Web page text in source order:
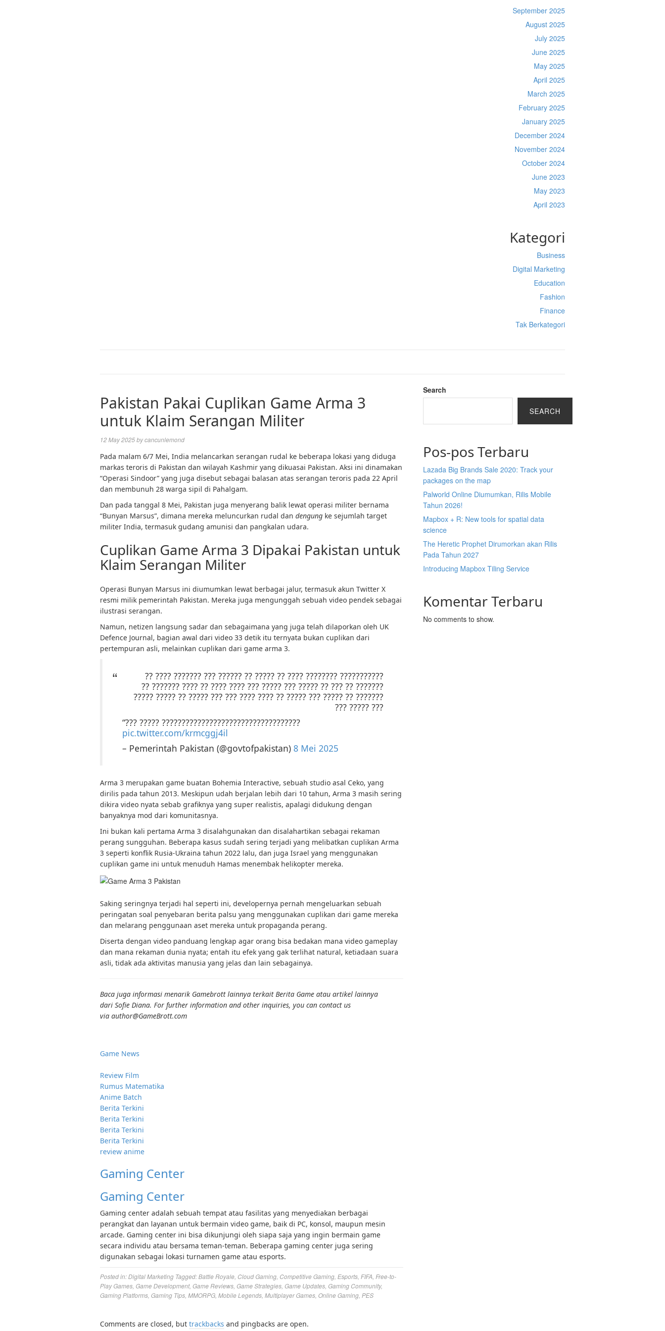
September 2025
August 2025
July 2025
June 2025
May 2025
April 2025
March 2025
February 2025
January 2025
December 2024
November 2024
October 2024
June 2023
May 2023
April 2023
Kategori
Business
Digital Marketing
Education
Fashion
Finance
Tak Berkategori
Pakistan Pakai Cuplikan Game Arma 3
untuk Klaim Serangan Militer
12 May 2025bycancunlemond
Pada malam 6/7 Mei, India melancarkan serangan rudal ke beberapa lokasi yang diduga
markas teroris di Pakistan dan wilayah Kashmir yang dikuasai Pakistan. Aksi ini dinamakan
“Operasi Sindoor” yang juga disebut sebagai balasan atas serangan teroris pada 22 April
dan membunuh 28 warga sipil di Pahalgam.
Dan pada tanggal 8 Mei, Pakistan juga menyerang balik lewat operasi militer bernama
“Bunyan Marsus”, dimana mereka meluncurkan rudal dan dengung ke sejumlah target
militer India, termasuk gudang amunisi dan pangkalan udara.
Cuplikan Game Arma 3 Dipakai Pakistan untuk
Klaim Serangan Militer
Operasi Bunyan Marsus ini diumumkan lewat berbagai jalur, termasuk akun Twitter X
resmi milik pemerintah Pakistan. Mereka juga mengunggah sebuah video pendek sebagai
ilustrasi serangan.
Namun, netizen langsung sadar dan sebagaimana yang juga telah dilaporkan oleh UK
Defence Journal, bagian awal dari video 33 detik itu ternyata bukan cuplikan dari
pertempuran asli, melainkan cuplikan dari game arma 3.
??????????? ???????? ???? ?? ????? ?? ?????? ??? ??????? ???? ??
??????? ?? ??? ?? ????? ??? ????? ??? ???? ???? ?? ???? ??????? ??
??????? ?? ????? ??? ????? ?? ???? ???? ??? ??? ????? ?? ????? ?????
??? ????? ???
“??? ????? ???????????????????????????????????
pic.twitter.com/krmcggj4il
– Pemerintah Pakistan (@govtofpakistan) 8 Mei 2025
Arma 3 merupakan game buatan Bohemia Interactive, sebuah studio asal Ceko, yang
dirilis pada tahun 2013. Meskipun udah berjalan lebih dari 10 tahun, Arma 3 masih sering
dikira video nyata sebab grafiknya yang super realistis, apalagi didukung dengan
banyaknya mod dari komunitasnya.
Ini bukan kali pertama Arma 3 disalahgunakan dan disalahartikan sebagai rekaman
perang sungguhan. Beberapa kasus sudah sering terjadi yang melibatkan cuplikan Arma
3 seperti konflik Rusia-Ukraina tahun 2022 lalu, dan juga Israel yang menggunakan
cuplikan game ini untuk menuduh Hamas menembak helikopter mereka.
Saking seringnya terjadi hal seperti ini, developernya pernah mengeluarkan sebuah
peringatan soal penyebaran berita palsu yang menggunakan cuplikan dari game mereka
dan melarang penggunaan aset mereka untuk propaganda perang.
Diserta dengan video panduang lengkap agar orang bisa bedakan mana video gameplay
dan mana rekaman dunia nyata; entah itu efek yang gak terlihat natural, ketiadaan suara
asli, tidak ada aktivitas manusia yang jelas dan lain sebagainya.
Baca juga informasi menarik Gamebrott lainnya terkait Berita Game atau artikel lainnya
dari Sofie Diana. For further information and other inquiries, you can contact us
via author@GameBrott.com
Game News
Review Film
Rumus Matematika
Anime Batch
Berita Terkini
Berita Terkini
Berita Terkini
Berita Terkini
review anime
Gaming Center
Gaming Center
Gaming center adalah sebuah tempat atau fasilitas yang menyediakan berbagai
perangkat dan layanan untuk bermain video game, baik di PC, konsol, maupun mesin
arcade. Gaming center ini bisa dikunjungi oleh siapa saja yang ingin bermain game
secara individu atau bersama teman-teman. Beberapa gaming center juga sering
digunakan sebagai lokasi turnamen game atau esports.
Posted in:Digital Marketing Tagged:Battle Royale Cloud Gaming Competitive Gaming Esports FIFA Free-to-
Play Games Game Development, Game Reviews Game Strategies Game Updates Gaming Community,
Gaming Platforms Gaming Tips MMORPG Mobile Legends Multiplayer Games Online Gaming PES
Comments are closed, but trackbacks and pingbacks are open.
Search
SEARCH
Pos-pos Terbaru
Lazada Big Brands Sale 2020: Track your
packages on the map
Palworld Online Diumumkan, Rilis Mobile
Tahun 2026!
Mapbox + R: New tools for spatial data
science
The Heretic Prophet Dirumorkan akan Rilis
Pada Tahun 2027
Introducing Mapbox Tiling Service
Komentar Terbaru
No comments to show.